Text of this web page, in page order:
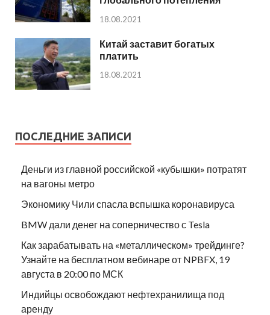
18.08.2021
Китай заставит богатых
платить
18.08.2021
ПОСЛЕДНИЕ ЗАПИСИ
Деньги из главной российской «кубышки» потратят
на вагоны метро
Экономику Чили спасла вспышка коронавируса
BMW дали денег на соперничество с Tesla
Как зарабатывать на «металлическом» трейдинге?
Узнайте на бесплатном вебинаре от NPBFX, 19
августа в 20:00 по МСК
Индийцы освобождают нефтехранилища под
аренду